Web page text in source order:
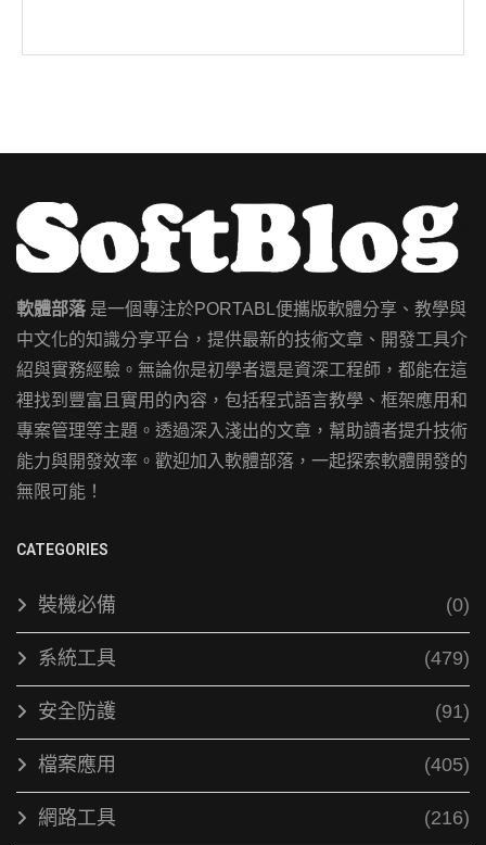
軟體部落是一個專注於PORTABL便攜版軟體分享、教學與
中文化的知識分享平台，提供最新的技術文章、開發工具介
紹與實務經驗。無論你是初學者還是資深工程師，都能在這
裡找到豐富且實用的內容，包括程式語言教學、框架應用和
專案管理等主題。透過深入淺出的文章，幫助讀者提升技術
能力與開發效率。歡迎加入軟體部落，一起探索軟體開發的
無限可能！
CATEGORIES
裝機必備 (0)
系統工具 (479)
安全防護 (91)
檔案應用 (405)
網路工具 (216)